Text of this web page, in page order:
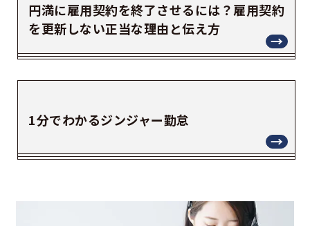
円満に雇用契約を終了させるには？雇用契約
を更新しない正当な理由と伝え方
1分でわかるジンジャー勤怠